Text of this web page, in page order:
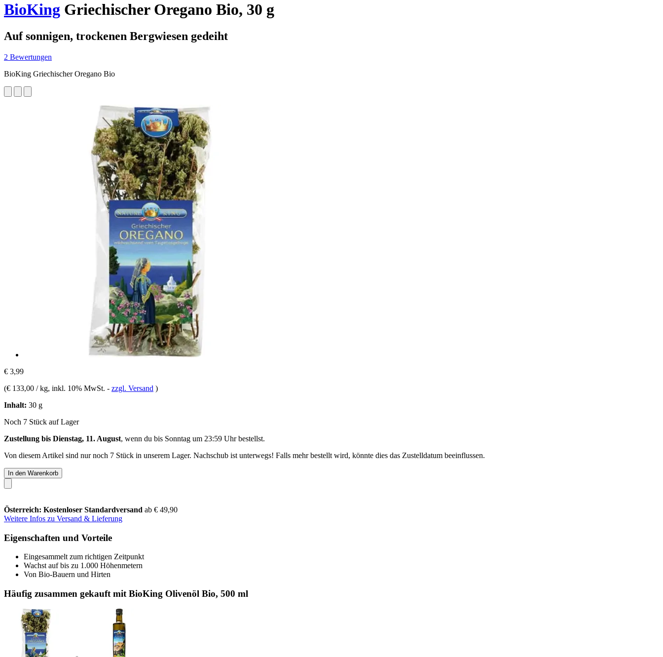
BioKing Griechischer Oregano Bio, 30 g
Auf sonnigen, trockenen Bergwiesen gedeiht
2 Bewertungen
BioKing Griechischer Oregano Bio
€ 3,99
(€ 133,00 / kg, inkl. 10% MwSt. - zzgl. Versand )
Inhalt: 30 g
Noch 7 Stück auf Lager
Zustellung bis Dienstag, 11. August, wenn du bis Sonntag um 23:59 Uhrbestellst.
Von diesem Artikel sind nur noch 7 Stück in unserem Lager. Nachschub ist unterwegs! Falls mehr bestellt wird, könnte dies das Zustelldatum beeinflussen.
In den Warenkorb
Österreich: Kostenloser Standardversand ab € 49,90
Weitere Infos zu Versand & Lieferung
Eigenschaften und Vorteile
Eingesammelt zum richtigen Zeitpunkt
Wachst auf bis zu 1.000 Höhenmetern
Von Bio-Bauern und Hirten
Häufig zusammen gekauft mit BioKing Olivenöl Bio, 500 ml